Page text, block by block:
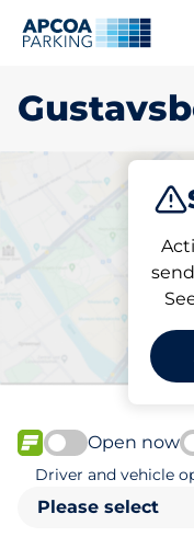
Pick your
FLOW available
Open now
Driver and vehicle
Please select